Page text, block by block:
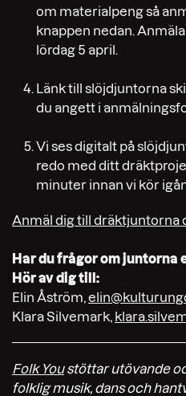
om materialpeng så
knappen nedan.
lördag 5 april.
Länk till slöjdjuntorna
du angett i
Vi ses digitalt på
redo med ditt
minuter innan vi kör
Anmäl dig till dräktjuntorna
Har du frågor om juntorna
Hör av dig till:
Elin Åström,
Klara Silvemark,
Folk Youstöttar utövande
folklig musik, dans och